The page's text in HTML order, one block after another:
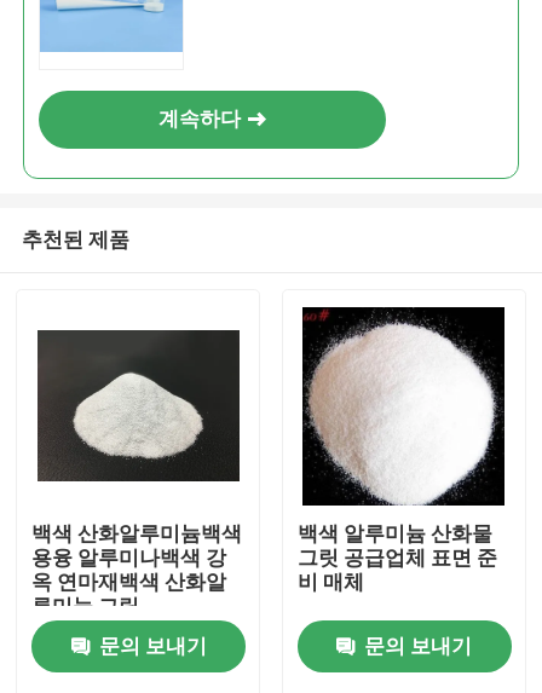
계속하다
추천된 제품
백색 산화알루미늄백색
용융 알루미나백색 강
옥 연마재백색 산화알
루미늄 그릿
문의 보내기
백색 알루미늄 산화물
그릿 공급업체 표면 준
비 매체
문의 보내기